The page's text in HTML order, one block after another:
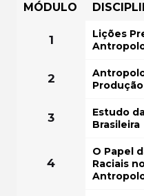
MÓDULO
1
Lições
2
3
Estudo
Brasileira
4
O Papel
Raciais